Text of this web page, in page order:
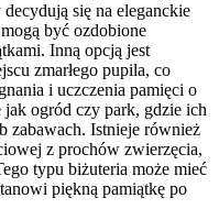
się na eleganckie
być ozdobione
Inną opcją jest
zmarłego pupila, co
i uczczenia pamięci o
ogród czy park, gdzie ich
zabawach. Istnieje również
z prochów zwierzęcia,
typu biżuteria może mieć
piękną pamiątkę po